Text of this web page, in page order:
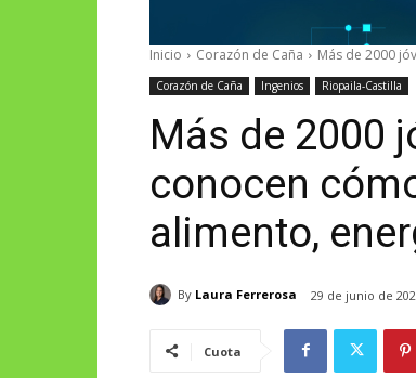
Inicio Corazón de Caña Más de 2000
Corazón de Caña Ingenios Riopaila-Castilla
Más de 2000
conocen
alimento,
By Laura Ferrerosa 29 de junio de
Cuota